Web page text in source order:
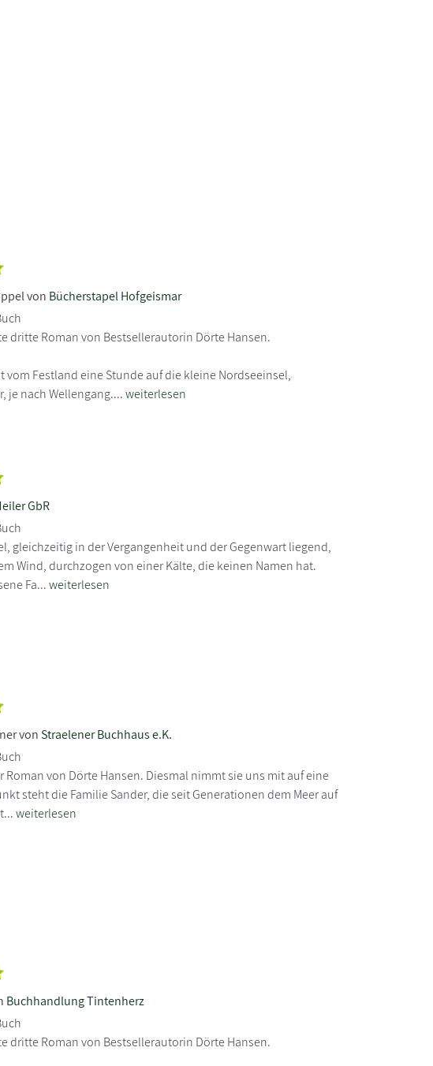
von Bücherstapel Hofgeismar
dritte Roman von Bestsellerautorin Dörte Hansen.
vom Festland eine Stunde auf die kleine Nordseeinsel,
je nach Wellengang....weiterlesen
GbR
gleichzeitig in der Vergangenheit und der Gegenwart liegend,
Wind, durchzogen von einer Kälte, die keinen Namen hat.
Fa...weiterlesen
von Straelener Buchhaus e.K.
Roman von Dörte Hansen. Diesmal nimmt sie uns mit auf eine
steht die Familie Sander, die seit Generationen dem Meer auf
weiterlesen
Buchhandlung Tintenherz
dritte Roman von Bestsellerautorin Dörte Hansen.